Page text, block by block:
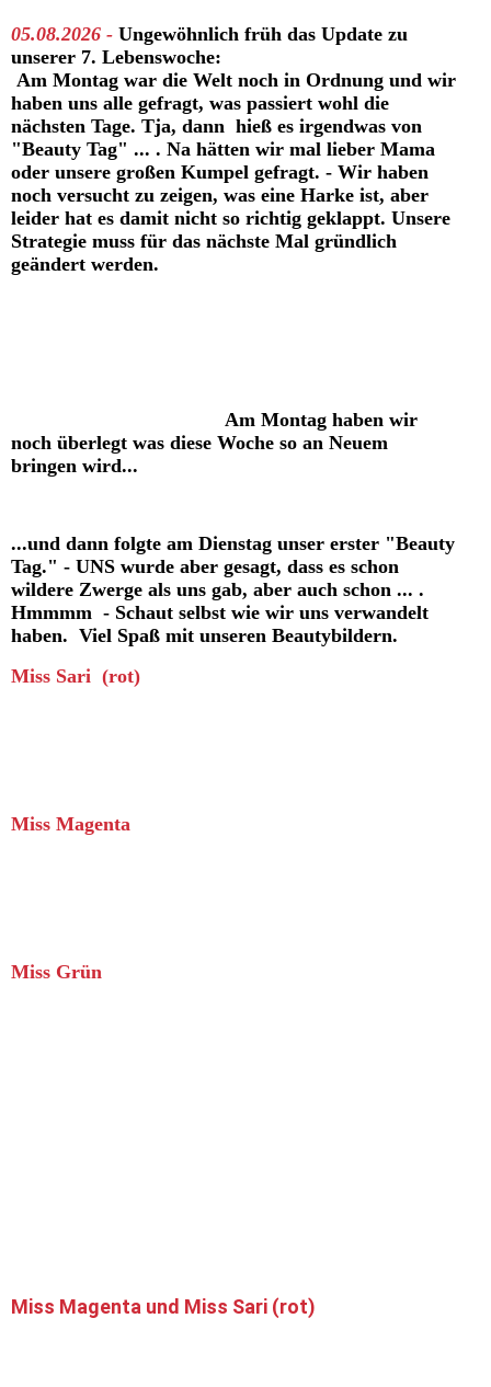
05.08.2026 - Ungewöhnlich früh das Update zu
unserer 7. Lebenswoche:
Am Montag war die Welt noch in Ordnung und wir
haben uns alle gefragt, was passiert wohl die
nächsten Tage. Tja, dann hieß es irgendwas von
"Beauty Tag" ... . Na hätten wir mal lieber Mama
oder unsere großen Kumpel gefragt. - Wir haben
noch versucht zu zeigen, was eine Harke ist, aber
leider hat es damit nicht so richtig geklappt. Unsere
Strategie muss für das nächste Mal gründlich
geändert werden.
Am Montag haben wir
noch überlegt was diese Woche so an Neuem
bringen wird...
...und dann folgte am Dienstag unser erster "Beauty
Tag." - UNS wurde aber gesagt, dass es schon
wildere Zwerge als uns gab, aber auch schon ... .
Hmmmm - Schaut selbst wie wir uns verwandelt
haben. Viel Spaß mit unseren Beautybildern.
Miss Sari (rot)
Miss Magenta
Miss Grün
Miss Magenta und Miss Sari (rot)